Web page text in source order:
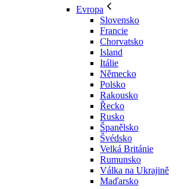
Evropa
Slovensko
Francie
Chorvatsko
Island
Itálie
Německo
Polsko
Rakousko
Řecko
Rusko
Španělsko
Švédsko
Velká Británie
Rumunsko
Válka na Ukrajině
Maďarsko